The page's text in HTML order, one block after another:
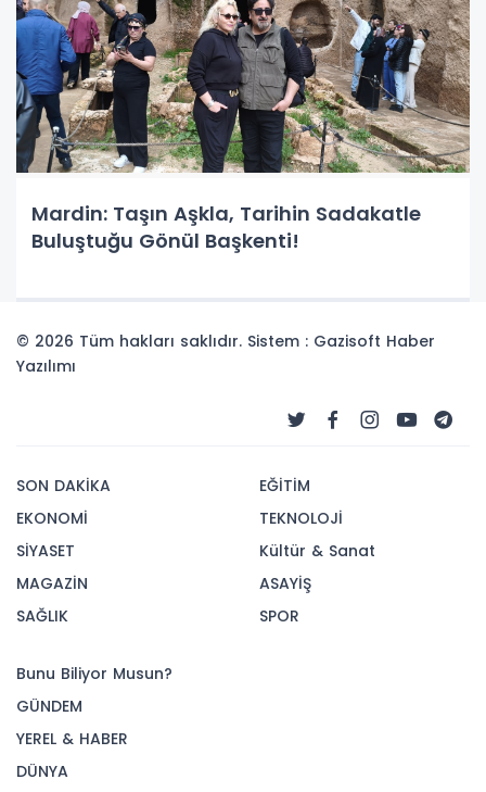
Mardin: Taşın Aşkla, Tarihin Sadakatle
Buluştuğu Gönül Başkenti!
© 2026 Tüm hakları saklıdır. Sistem : Gazisoft Haber
Yazılımı
SON DAKİKA
EKONOMİ
SİYASET
MAGAZİN
SAĞLIK
EĞİTİM
TEKNOLOJİ
Kültür & Sanat
ASAYİŞ
SPOR
Bunu Biliyor Musun?
GÜNDEM
YEREL & HABER
DÜNYA